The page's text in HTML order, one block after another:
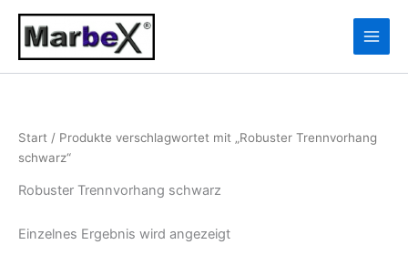
Zum
Inhalt
springen
Start / Produkte verschlagwortet mit „Robuster Trennvorhang
schwarz“
Robuster Trennvorhang schwarz
Einzelnes Ergebnis wird angezeigt